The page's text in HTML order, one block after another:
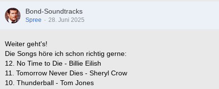
Bond-Soundtracks
Spree 28. Juni 2025
Weiter geht's!
Die Songs höre ich schon richtig gerne:
12. No Time to Die - Billie Eilish
11. Tomorrow Never Dies - Sheryl Crow
10. Thunderball - Tom Jones